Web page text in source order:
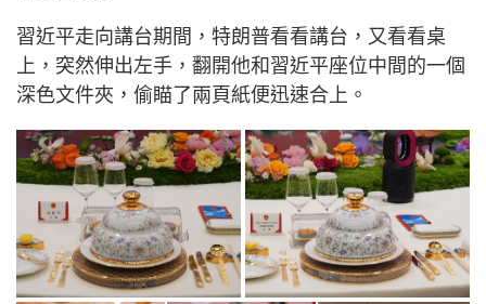
習近平走向講台期間，特朗普看看講台，又看看桌
上，突然伸出左手，翻開他和習近平座位中間的一個
深色文件夾，偷瞄了兩頁紙便迅速合上。